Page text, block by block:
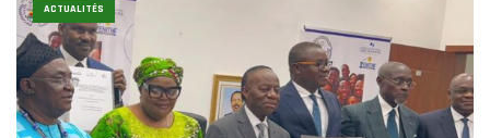
ACTUALITÉS